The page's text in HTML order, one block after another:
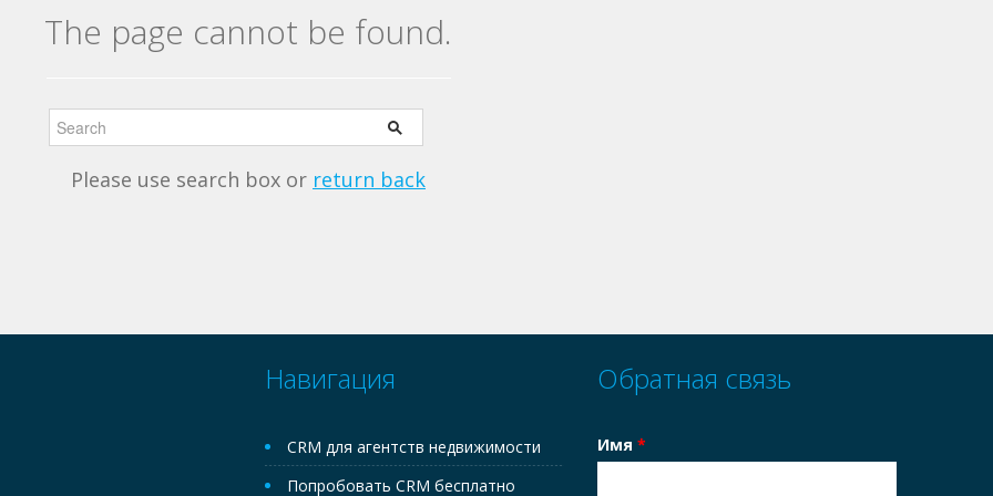
The page cannot be found.
Please use search box or return back
Навигация
CRM для агентств недвижимости
Попробовать CRM бесплатно
Обратная связь
Имя *